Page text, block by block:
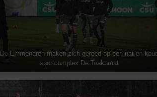
De Emmenaren maken zich gereed op een nat en
sportcomplex De Toekomst